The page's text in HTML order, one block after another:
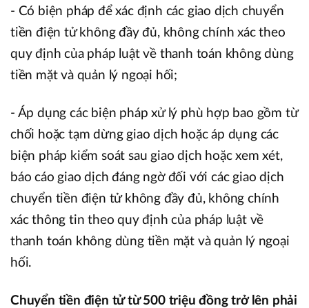
- Có biện pháp để xác định các giao dịch chuyển
tiền điện tử không đầy đủ, không chính xác theo
quy định của pháp luật về thanh toán không dùng
tiền mặt và quản lý ngoại hối;
- Áp dụng các biện pháp xử lý phù hợp bao gồm từ
chối hoặc tạm dừng giao dịch hoặc áp dụng các
biện pháp kiểm soát sau giao dịch hoặc xem xét,
báo cáo giao dịch đáng ngờ đối với các giao dịch
chuyển tiền điện tử không đầy đủ, không chính
xác thông tin theo quy định của pháp luật về
thanh toán không dùng tiền mặt và quản lý ngoại
hối.
Chuyển tiền điện tử từ 500 triệu đồng trở lên phải